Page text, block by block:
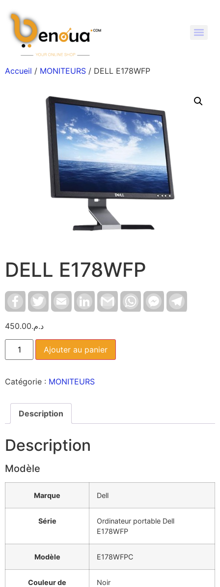
Accueil / MONITEURS / DELL E178WFP
DELL E178WFP
FacebookTwitter Email LinkedInGmail WhatsAppFacebook
Messenger
د.م.450.00
Ajouter au panier
Catégorie : MONITEURS
Description
Description
Modèle
Marque Dell
Série
Ordinateur portable Dell
E178WFP
Modèle E178WFPC
Couleur de
Noir